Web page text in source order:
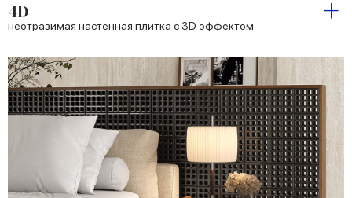
4D
неотразимая настенная плитка с 3D эффектом